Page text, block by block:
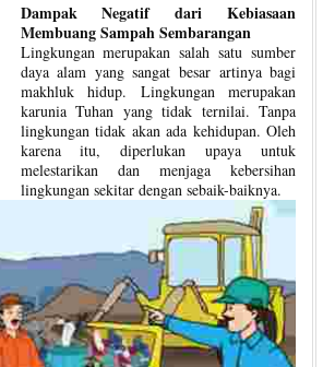
Dampak Negatif dari Kebiasaan
Membuang Sampah Sembarangan
Lingkungan merupakan salah satu sumber
daya alam yang sangat besar artinya bagi
makhluk hidup. Lingkungan merupakan
karunia Tuhan yang tidak ternilai. Tanpa
lingkungan tidak akan ada kehidupan. Oleh
karena itu, diperlukan upaya untuk
melestarikan dan menjaga kebersihan
lingkungan sekitar dengan sebaik-baiknya.